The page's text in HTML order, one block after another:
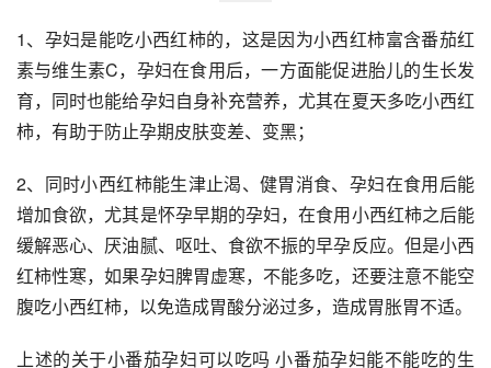
1、孕妇是能吃小西红柿的，这是因为小西红柿富含番茄红
素与维生素C，孕妇在食用后，一方面能促进胎儿的生长发
育，同时也能给孕妇自身补充营养，尤其在夏天多吃小西红
柿，有助于防止孕期皮肤变差、变黑；
2、同时小西红柿能生津止渴、健胃消食、孕妇在食用后能
增加食欲，尤其是怀孕早期的孕妇，在食用小西红柿之后能
缓解恶心、厌油腻、呕吐、食欲不振的早孕反应。但是小西
红柿性寒，如果孕妇脾胃虚寒，不能多吃，还要注意不能空
腹吃小西红柿，以免造成胃酸分泌过多，造成胃胀胃不适。
上述的关于小番茄孕妇可以吃吗 小番茄孕妇能不能吃的生